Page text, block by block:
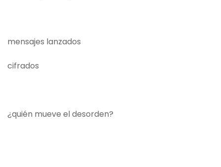
mensajes lanzados
cifrados
¿quién mueve el desorden?